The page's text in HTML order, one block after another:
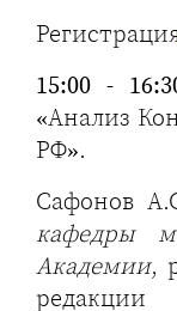
15:00 -
«Анализ
РФ».
Сафонов
кафедры
Академии,